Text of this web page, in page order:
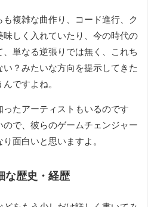
複雑な曲作り、コード進行、ク
しく入れていたり、今の時代の
単なる逆張りでは無く、これち
い？みたいな方向を提示してきた
ですよね。
たアーティストもいるのです
で、彼らのゲームチェンジャー
面白いと思いますよ。
な歴史・経歴